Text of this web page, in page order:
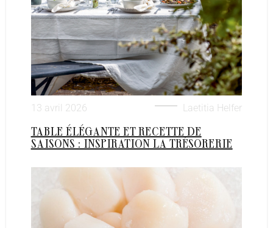
13 avril 2026 Laetitia Helfer
TABLE ÉLÉGANTE ET RECETTE DE
SAISONS : INSPIRATION LA TRÉSORERIE